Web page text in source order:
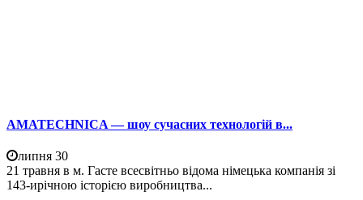
AMATECHNICA — шоу сучасних технологій в...
липня 30
21 травня в м. Гасте всесвітньо відома німецька компанія зі
143-ирічною історією виробництва...